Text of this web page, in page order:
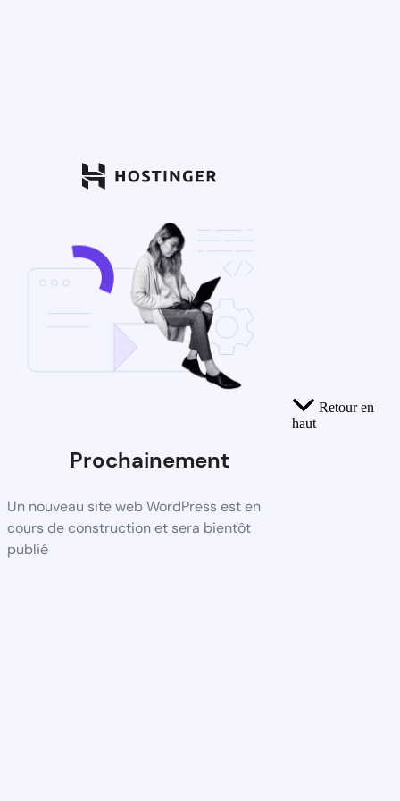
Prochainement
Un nouveau site web WordPress est en
cours de construction et sera bientôt
publié
Retour en
haut